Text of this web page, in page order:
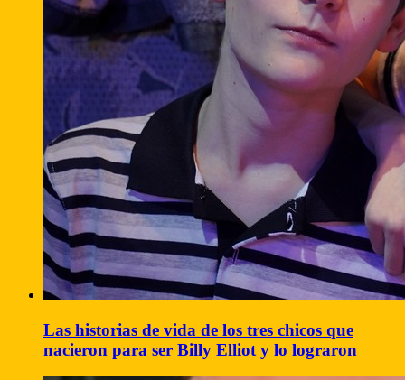
Las historias de vida de los tres chicos que
nacieron para ser Billy Elliot y lo lograron